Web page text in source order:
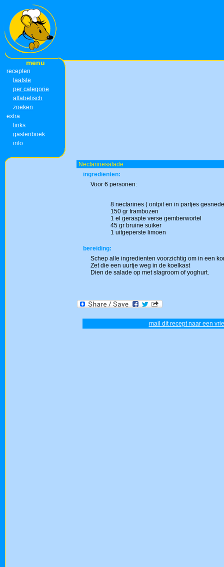
menu
recepten
laatste
per categorie
alfabetisch
zoeken
extra
links
gastenboek
info
Nectarinesalade
ingrediënten:
Voor 6 personen:
8 nectarines ( ontpit en in partjes
150 gr frambozen
1 el geraspte verse gemberwortel
45 gr bruine suiker
1 uitgeperste limoen
bereiding:
Schep alle ingredienten voorzichtig om in een
Zet die een uurtje weg in de koelkast
Dien de salade op met slagroom of yoghurt.
mail dit recept naar een